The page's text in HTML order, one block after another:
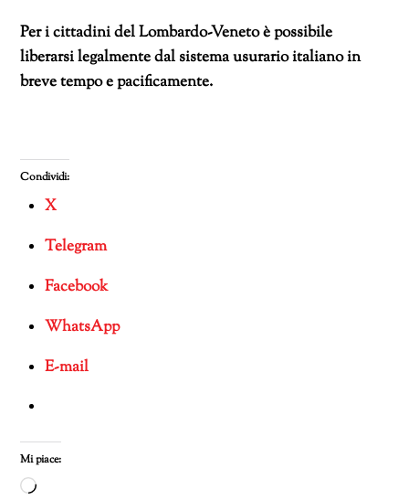
Per i cittadini del Lombardo-Veneto è possibile
liberarsi legalmente dal sistema usurario italiano in
breve tempo e pacificamente.
Condividi:
X
Telegram
Facebook
WhatsApp
E-mail
Mi piace:
Caricamento